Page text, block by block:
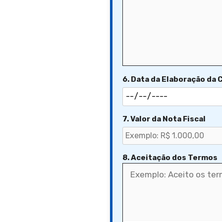
6. Data da Elaboração da
7. Valor da Nota Fiscal
8. Aceitação dos Termos